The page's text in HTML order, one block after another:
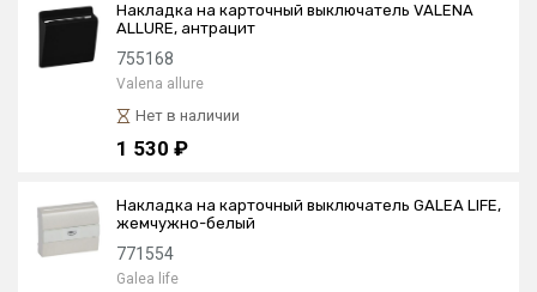
Накладка на карточный выключатель VALENA
ALLURE, антрацит
755168
Valena allure
Нет в наличии
1 530 ₽
Накладка на карточный выключатель GALEA LIFE,
жемчужно-белый
771554
Galea life